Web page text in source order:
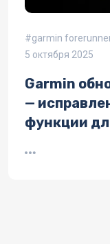
garmin
5 октября 2025
Garmin
—
функции